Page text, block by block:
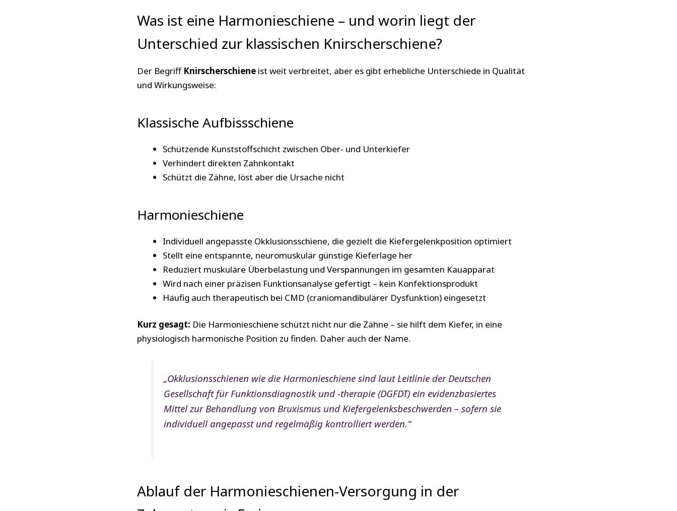
Was ist eine Harmonieschiene – und worin liegt der
Unterschied zur klassischen Knirscherschiene?
Der Begriff Knirscherschiene ist weit verbreitet, aber es gibt erhebliche Unterschiede in Qualität
und Wirkungsweise:
Klassische Aufbissschiene
Schützende Kunststoffschicht zwischen Ober- und Unterkiefer
Verhindert direkten Zahnkontakt
Schützt die Zähne, löst aber die Ursache nicht
Harmonieschiene
Individuell angepasste Okklusionsschiene, die gezielt die Kiefergelenkposition optimiert
Stellt eine entspannte, neuromuskulär günstige Kieferlage her
Reduziert muskuläre Überbelastung und Verspannungen im gesamten Kauapparat
Wird nach einer präzisen Funktionsanalyse gefertigt – kein Konfektionsprodukt
Häufig auch therapeutisch bei CMD (craniomandibulärer Dysfunktion) eingesetzt
Kurz gesagt: Die Harmonieschiene schützt nicht nur die Zähne – sie hilft dem Kiefer, in eine
physiologisch harmonische Position zu finden. Daher auch der Name.
„Okklusionsschienen wie die Harmonieschiene sind laut Leitlinie der Deutschen
Gesellschaft für Funktionsdiagnostik und -therapie (DGFDT) ein evidenzbasiertes
Mittel zur Behandlung von Bruxismus und Kiefergelenksbeschwerden – sofern sie
individuell angepasst und regelmäßig kontrolliert werden.“
Ablauf der Harmonieschienen-Versorgung in der